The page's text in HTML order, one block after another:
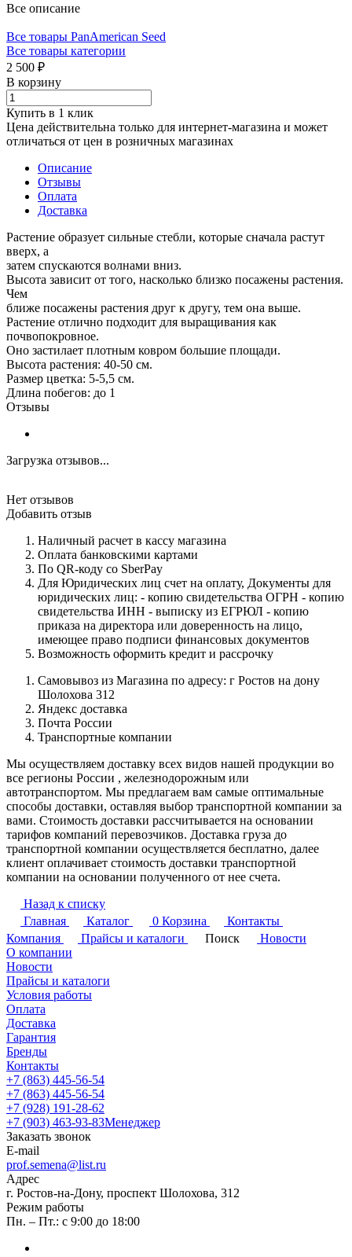
Все описание
Все товары PanAmerican Seed
Все товары категории
2 500 ₽
В корзину
Купить в 1 клик
Цена действительна только для интернет-магазина и может
отличаться от цен в розничных магазинах
Описание
Отзывы
Оплата
Доставка
Растение образует сильные стебли, которые сначала растут
вверх, а
затем спускаются волнами вниз.
Высота зависит от того, насколько близко посажены растения.
Чем
ближе посажены растения друг к другу, тем она выше.
Растение отлично подходит для выращивания как
почвопокровное.
Оно застилает плотным ковром большие площади.
Высота растения: 40-50 см.
Размер цветка: 5-5,5 см.
Длина побегов: до 1
Отзывы
Загрузка отзывов...
Нет отзывов
Добавить отзыв
Наличный расчет в кассу магазина
Оплата банковскими картами
По QR-коду со SberPay
Для Юридических лиц счет на оплату, Документы для
юридических лиц: - копию свидетельства ОГРН - копию
свидетельства ИНН - выписку из ЕГРЮЛ - копию
приказа на директора или доверенность на лицо,
имеющее право подписи финансовых документов
Возможность оформить кредит и рассрочку
Самовывоз из Магазина по адресу: г Ростов на дону
Шолохова 312
Яндекс доставка
Почта России
Транспортные компании
Мы осуществляем доставку всех видов нашей продукции во
все регионы России , железнодорожным или
автотранспортом. Мы предлагаем вам самые оптимальные
способы доставки, оставляя выбор транспортной компании за
вами. Стоимость доставки рассчитывается на основании
тарифов компаний перевозчиков. Доставка груза до
транспортной компании осуществляется бесплатно, далее
клиент оплачивает стоимость доставки транспортной
компании на основании полученного от нее счета.
Назад к списку
Главная
Каталог 0 Корзина
Контакты
Компания
Прайсы и каталоги Поиск
Новости
О компании
Новости
Прайсы и каталоги
Условия работы
Оплата
Доставка
Гарантия
Бренды
Контакты
+7 (863) 445-56-54
+7 (863) 445-56-54
+7 (928) 191-28-62
+7 (903) 463-93-83Менеджер
Заказать звонок
E-mail
prof.semena@list.ru
Адрес
г. Ростов-на-Дону, проспект Шолохова, 312
Режим работы
Пн. – Пт.: с 9:00 до 18:00